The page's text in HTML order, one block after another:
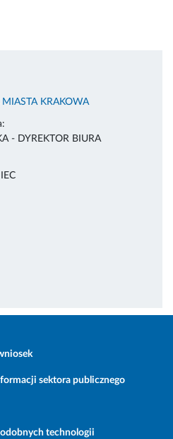
KRAKOWA
- DYREKTOR BIURA
sektora publicznego
technologii